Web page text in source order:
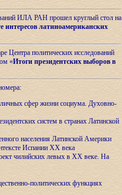
ИЛА РАН прошел круглый стол на
латиноамериканских
Центра политических исследований
«Итоги президентских выборов в
сфер жизни социума. Духовно-
систем в странах Латинской
населения Латинской Америки
Испании XX века
чилийских левых в XX веке. На
политических функциях